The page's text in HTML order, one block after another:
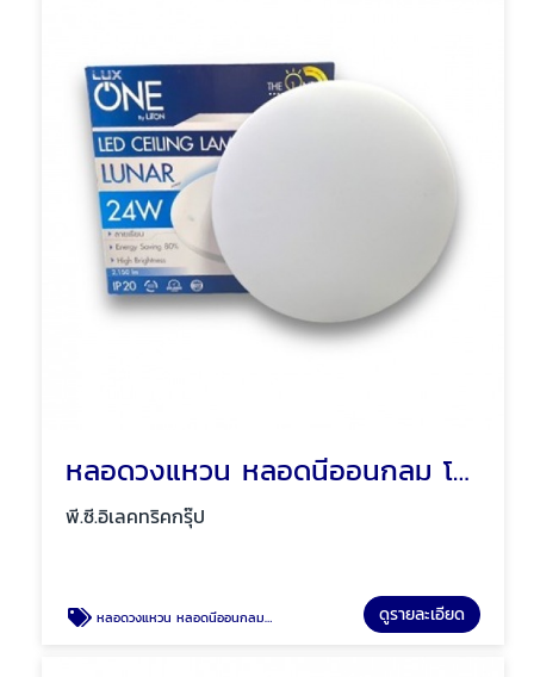
หลอดวงแหวน หลอดนีออนกลม โคมซาลาเปา โคมซาลาเปาลายเพชร พัทยา ชลบุรี
พี.ซี.อิเลคทริคกรุ๊ป
หลอดวงแหวน หลอดนีออนกลม โคมซาลาเปา โคมซาลาเปาลายเพชร ดูรายละเอียด